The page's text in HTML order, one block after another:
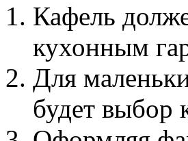
Кафель
кухонным
Для
будет выбор